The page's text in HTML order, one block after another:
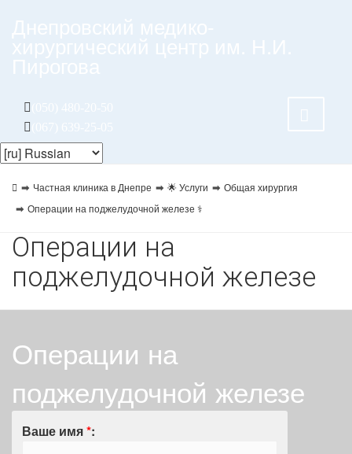
Частная клиника в Днепре 🌟 Услуги
Общая хирургия
Операции на поджелудочной железе ⚕️
Операции на
поджелудочной железе
Операции на
поджелудочной железе
Ваше имя*: